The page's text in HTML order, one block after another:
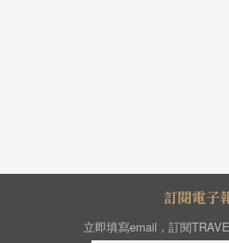
訂閱電子
立即填寫email，訂閱